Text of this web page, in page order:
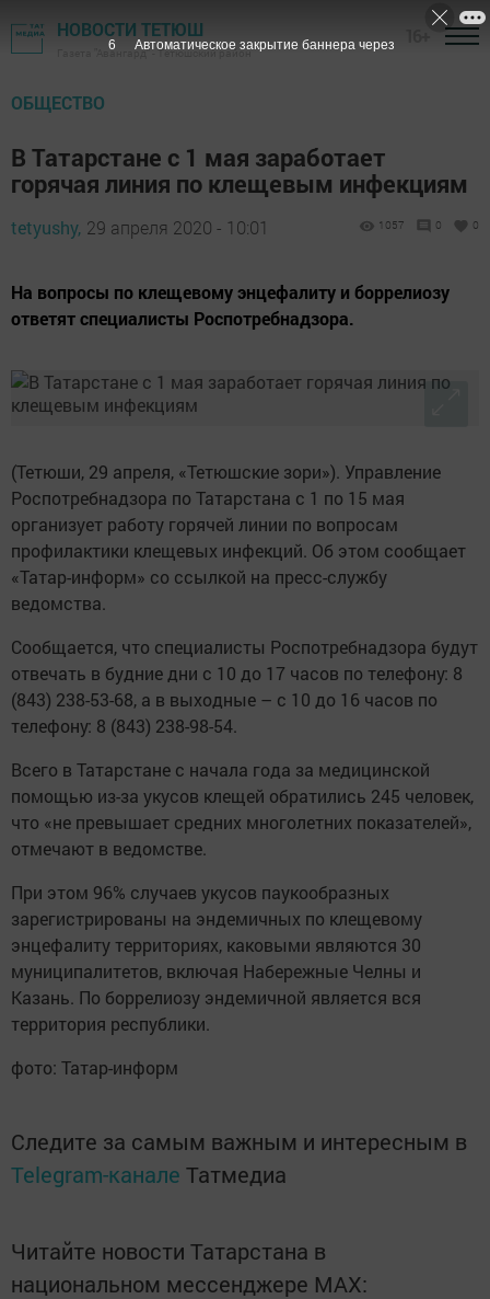
НОВОСТИ ТЕТЮШ
Газета "Авангард" - Тетюшский район
ОБЩЕСТВО
В Татарстане с 1 мая заработает
горячая линия по клещевым инфекциям
tetyushy, 29 апреля 2020 - 10:01 1057 0 0
На вопросы по клещевому энцефалиту и боррелиозу
ответят специалисты Роспотребнадзора.
(Тетюши, 29 апреля, «Тетюшские зори»). Управление
Роспотребнадзора по Татарстана с 1 по 15 мая
организует работу горячей линии по вопросам
профилактики клещевых инфекций. Об этом сообщает
«Татар-информ» со ссылкой на пресс-службу
ведомства.
Сообщается, что специалисты Роспотребнадзора будут
отвечать в будние дни с 10 до 17 часов по телефону: 8
(843) 238-53-68, а в выходные – с 10 до 16 часов по
телефону: 8 (843) 238-98-54.
Всего в Татарстане с начала года за медицинской
помощью из-за укусов клещей обратились 245 человек,
что «не превышает средних многолетних показателей»,
отмечают в ведомстве.
При этом 96% случаев укусов паукообразных
зарегистрированы на эндемичных по клещевому
энцефалиту территориях, каковыми являются 30
муниципалитетов, включая Набережные Челны и
Казань. По боррелиозу эндемичной является вся
территория республики.
фото: Татар-информ
Следите за самым важным и интересным в
Telegram-канале Татмедиа
Читайте новости Татарстана в
национальном мессенджере MАХ:
5 Автоматическое закрытие баннера через